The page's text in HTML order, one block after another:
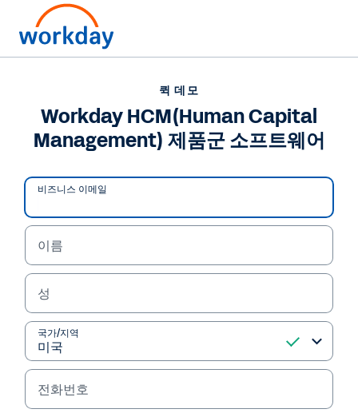
퀵 데모
Workday HCM(Human
Capital Management)
제품군 소프트웨어
퀵 데모
Workday HCM(Human Capital
Management) 제품군 소프트웨어
비즈니스 이메일
이름
성
국가/지역
전화번호